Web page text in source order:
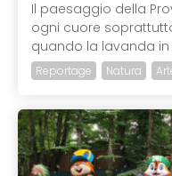
Il paesaggio della
ogni cuore
quando la lavanda in
Reportage Natura